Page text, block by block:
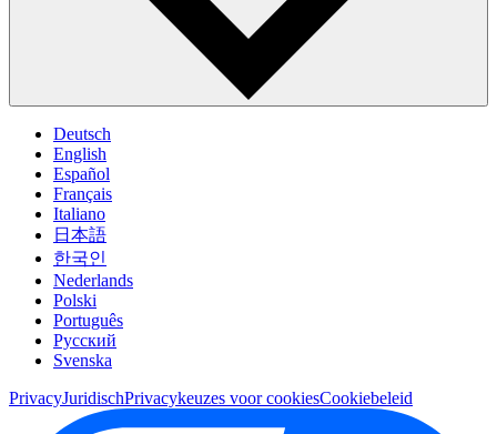
Deutsch
English
Español
Français
Italiano
日本語
한국인
Nederlands
Polski
Português
Pусский
Svenska
PrivacyJuridischPrivacykeuzes voor cookiesCookiebeleid